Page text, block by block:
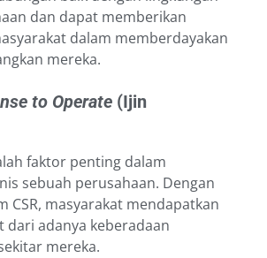
dan dapat memberikan
dalam memberdayakan
mereka.
to Operate (Ijin
faktor penting dalam
sebuah perusahaan. Dengan
CSR, masyarakat mendapatkan
dari adanya keberadaan
mereka.